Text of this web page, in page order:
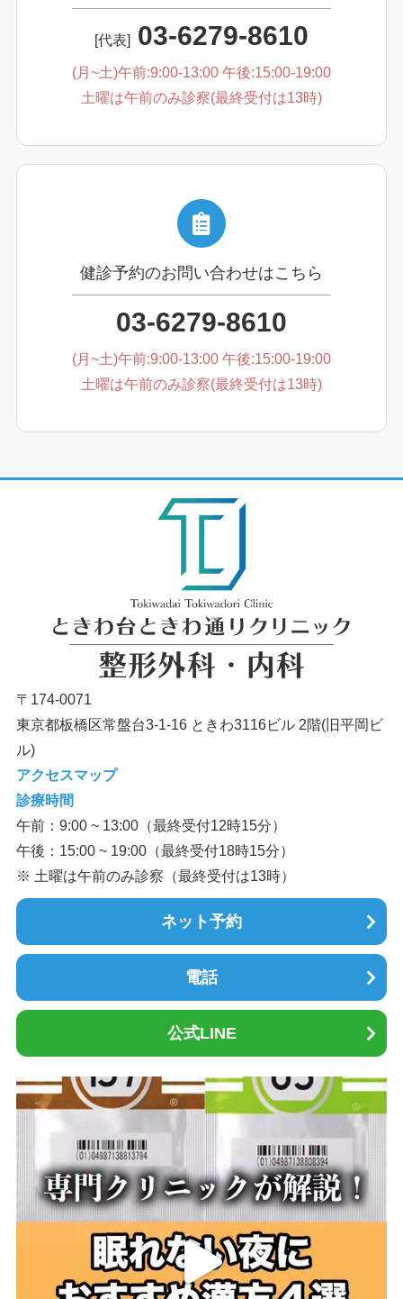
[代表] 03-6279-8610
(月~土)午前:9:00-13:00 午後:15:00-19:00
土曜は午前のみ診察(最終受付は13時)
健診予約のお問い合わせはこちら
03-6279-8610
(月~土)午前:9:00-13:00 午後:15:00-19:00
土曜は午前のみ診察(最終受付は13時)
〒174-0071
東京都板橋区常盤台3-1-16 ときわ3116ビル 2階(旧平岡ビ
ル)
アクセスマップ
診療時間
午前：9:00 ~ 13:00（最終受付12時15分）
午後：15:00 ~ 19:00（最終受付18時15分）
※ 土曜は午前のみ診察（最終受付は13時）
ネット予約
電話
公式LINE